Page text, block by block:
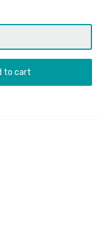
to cart